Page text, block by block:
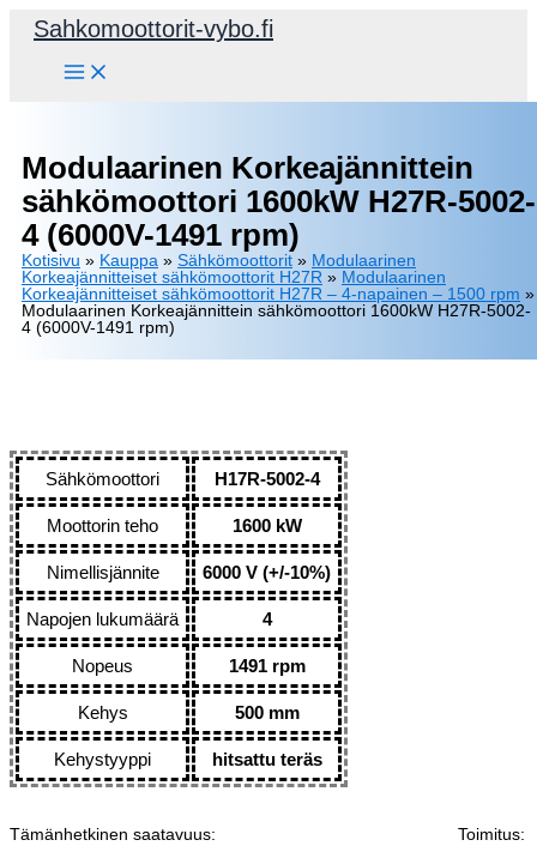
Siirry
Sahkomoottorit-vybo.fi
Modulaarinen Korkeajännittein
sähkömoottori 1600kW H27R-5002-
4 (6000V-1491 rpm)
Kotisivu » Kauppa » Sähkömoottorit » Modulaarinen
Korkeajännitteiset sähkömoottorit H27R » Modulaarinen
Korkeajännitteiset sähkömoottorit H27R – 4-napainen – 1500 rpm »
Modulaarinen Korkeajännittein sähkömoottori 1600kW H27R-5002-
4 (6000V-1491 rpm)
Sähkömoottori H17R-5002-4
Moottorin teho 1600 kW
Nimellisjännite 6000 V (+/-10%)
Napojen lukumäärä 4
Nopeus 1491 rpm
Kehys 500 mm
Kehystyyppi hitsattu teräs
Tämänhetkinen saatavuus:
Toimitus: